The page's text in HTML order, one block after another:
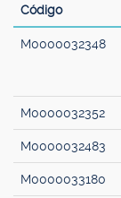
Código
M0000032348
M0000032352
M0000032483
M0000033180